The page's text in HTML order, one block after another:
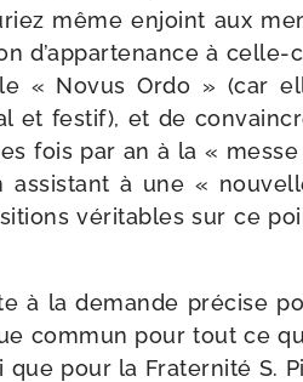
même enjoint aux
d’appartenance à
« Novus Ordo » (car
et fes­tif), et de
fois par an à la «
à une «
véri­tables sur ce
à la demande pré­cise
com­mun pour tout ce
pour la Fraternité S.